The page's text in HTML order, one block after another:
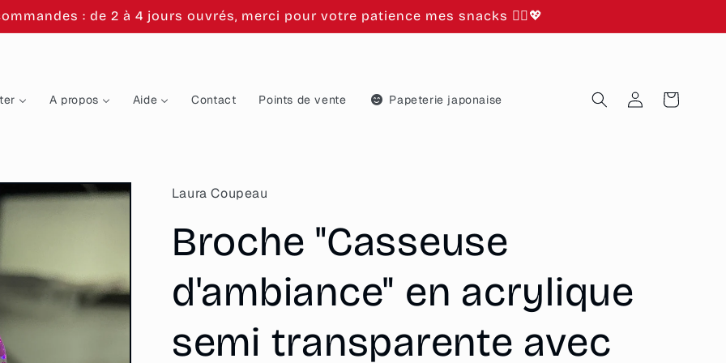
: de 2 à 4 jours ouvrés, merci pour votre patience mes snacks 🙂‍↕️💖
A propos Aide Contact Points de vente Papeterie japonaise ConnexionPanier
Laura Coupeau
Broche "Casseuse
d'ambiance" en acrylique
semi transparente avec